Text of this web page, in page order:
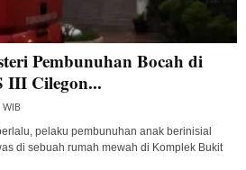
Pembunuhan Bocah di
III Cilegon...
pelaku pembunuhan anak berinisial
di sebuah rumah mewah di Komplek Bukit